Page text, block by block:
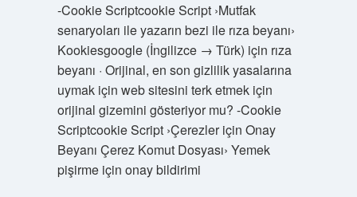
-Cookie Scriptcookie Script ›Mutfak
senaryoları ile yazarın bezi ile rıza beyanı›
Kookiesgoogle (İngilizce → Türk) için rıza
beyanı · Orijinal, en son gizlilik yasalarına
uymak için web sitesini terk etmek için
orijinal gizemini gösteriyor mu? -Cookie
Scriptcookie Script ›Çerezler için Onay
Beyanı Çerez Komut Dosyası› Yemek
pişirme için onay bildirimi